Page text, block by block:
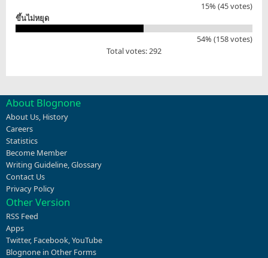
15% (45 votes)
ขึ้นไม่หยุด
54% (158 votes)
Total votes: 292
About Blognone
About Us, History
Careers
Statistics
Become Member
Writing Guideline,Glossary
Contact Us
Privacy Policy
Other Version
RSS Feed
Apps
Twitter, Facebook,YouTube
Blognone in Other Forms